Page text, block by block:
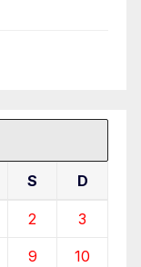
S D
2 3
9 10